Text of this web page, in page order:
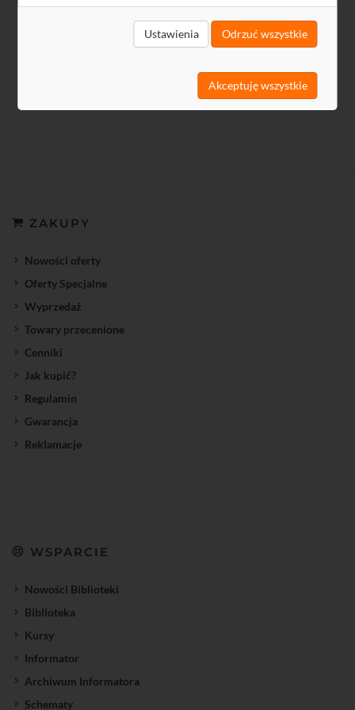
Ustawienia Odrzuć wszystkie
Akceptuję wszystkie
ZAKUPY
Nowości oferty
Oferty Specjalne
Wyprzedaż
Towary przecenione
Cenniki
Jak kupić?
Regulamin
Gwarancja
Reklamacje
WSPARCIE
Nowości Biblioteki
Biblioteka
Kursy
Informator
Archiwum Informatora
Schematy